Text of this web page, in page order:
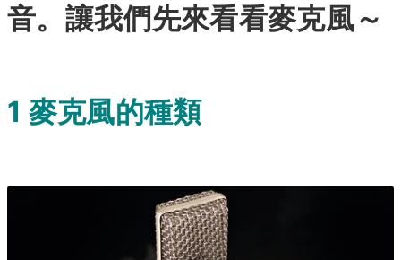
音。讓我們先來看看麥克風～
1 麥克風的種類